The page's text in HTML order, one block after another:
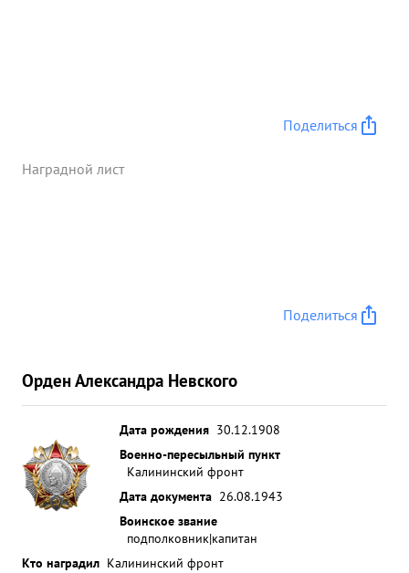
Поделиться
Наградной лист
Поделиться
Орден Александра Невского
Дата рождения 30.12.1908
Военно-пересыльный пункт
Калининский фронт
Дата документа 26.08.1943
Воинское звание
подполковник|капитан
Кто наградил Калининский фронт